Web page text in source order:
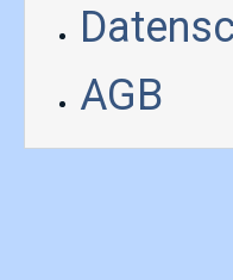
AGB